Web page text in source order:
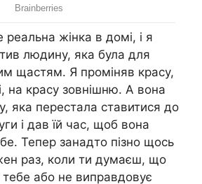
жінка в домі, і я
людину, яка була для
щастям. Я проміняв красу,
на красу зовнішню. А вона
яка перестала ставитися до
і дав їй час, щоб вона
Тепер занадто пізно щось
раз, коли ти думаєш, що
тебе або не виправдовує